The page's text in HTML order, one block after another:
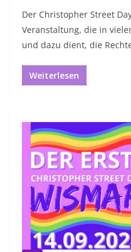
Der Christopher Street
Veranstaltung, die in
und dazu dient, die
Weiterlesen